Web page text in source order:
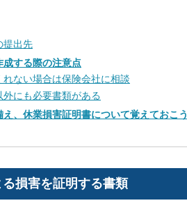
提出先
成する際の注意点
ない場合は保険会社に相談
にも必要書類がある
、休業損害証明書について覚えておこう
損害を証明する書類